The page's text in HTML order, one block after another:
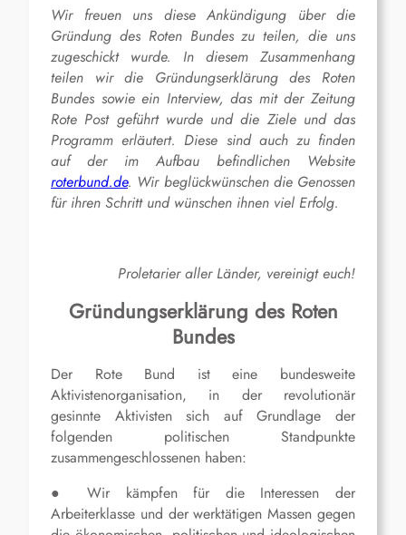
Wir freuen uns diese Ankündigung über die
Gründung des Roten Bundes zu teilen, die uns
zugeschickt wurde. In diesem Zusammenhang
teilen wir die Gründungserklärung des Roten
Bundes sowie ein Interview, das mit der Zeitung
Rote Post geführt wurde und die Ziele und das
Programm erläutert. Diese sind auch zu finden
auf der im Aufbau befindlichen Website
roterbund.de. Wir beglückwünschen die Genossen
für ihren Schritt und wünschen ihnen viel Erfolg.
Proletarier aller Länder, vereinigt euch!
Gründungserklärung des Roten
Bundes​
Der Rote Bund ist eine bundesweite
Aktivistenorganisation, in der revolutionär
gesinnte Aktivisten sich auf Grundlage der
folgenden politischen Standpunkte
zusammengeschlossenen haben:
● Wir kämpfen für die Interessen der
Arbeiterklasse und der werktätigen Massen gegen